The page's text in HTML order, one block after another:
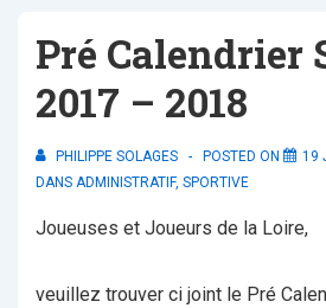
Pré Calendrier
2017 – 2018
PHILIPPE SOLAGES POSTED ON 19
DANS ADMINISTRATIF, SPORTIVE
Joueuses et Joueurs de la Loire,
veuillez trouver ci joint le Pré